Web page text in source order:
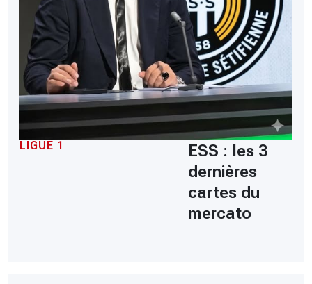
LIGUE 1
ESS : les 3
dernières
cartes du
mercato